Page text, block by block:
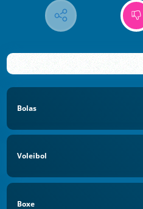
Bolas
Voleibol
Boxe